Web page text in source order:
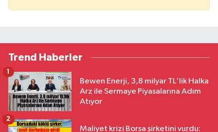
Trend Haberler
Bewen Enerji, 3,8 milyar TL'lik Halka
Arz ile Sermaye Piyasalarına Adım
Atıyor
1
Maliyet krizi Borsa şirketini vurdu:
2